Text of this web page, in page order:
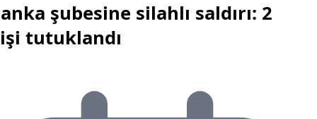
şubesine silahlı saldırı: 2
tutuklandı